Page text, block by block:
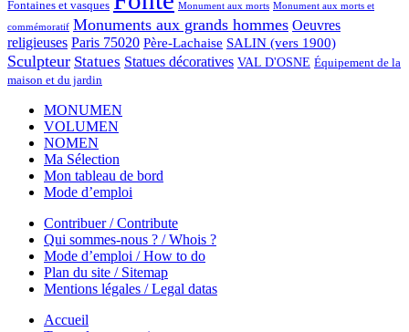
Fontaines et vasques Monument aux morts Monument aux morts et
commémoratif Monuments aux grands hommes Oeuvres
religieuses Paris 75020 Père-Lachaise SALIN (vers 1900)
Sculpteur Statues Statues décoratives VAL D'OSNE Équipement de la
maison et du jardin
MONUMEN
VOLUMEN
NOMEN
Ma Sélection
Mon tableau de bord
Mode d’emploi
Contribuer / Contribute
Qui sommes-nous ? / Whois ?
Mode d’emploi / How to do
Plan du site / Sitemap
Mentions légales / Legal datas
Accueil